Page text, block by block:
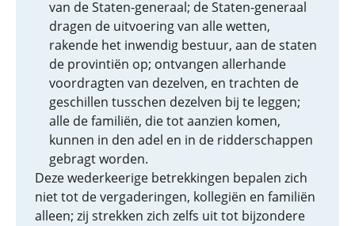
van de Staten-generaal; de Staten-generaal
dragen de uitvoering van alle wetten,
rakende het inwendig bestuur, aan de staten
de provintiën op; ontvangen allerhande
voordragten van dezelven, en trachten de
geschillen tusschen dezelven bij te leggen;
alle de familiën, die tot aanzien komen,
kunnen in den adel en in de ridderschappen
gebragt worden.
Deze wederkeerige betrekkingen bepalen zich
niet tot de vergaderingen, kollegiën en familiën
alleen; zij strekken zich zelfs uit tot bijzondere